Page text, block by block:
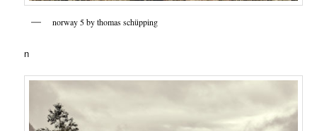
norway 5 by thomas schüpping
n